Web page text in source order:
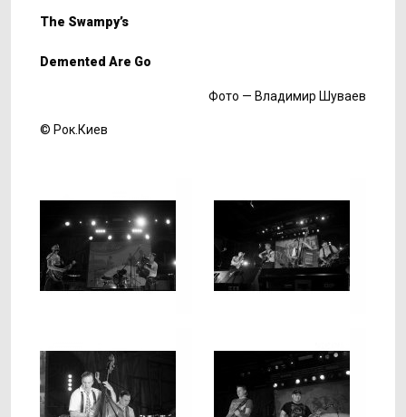
The Swampy’s
Demented Are Go
Фото — Владимир Шуваев
© Рок.Киев